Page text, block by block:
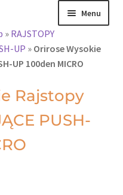
Menu
» RAJSTOPY
UP » Orirose Wysokie
UP 100den MICRO
Rajstopy
PUSH-